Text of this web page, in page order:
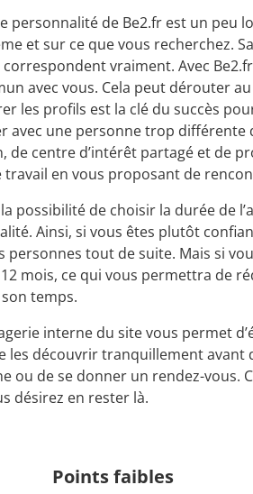
personnalité de Be2.fr est un peu
et sur ce que vous recherchez.
vraiment. Avec
avec vous. Cela peut dérouter
les profils est la clé du succès
avec une personne trop différente
de centre d’intérêt partagé et de
travail en vous proposant de
possibilité de choisir la durée de
Ainsi, si vous êtes plutôt
personnes tout de suite. Mais si
mois, ce qui vous permettra de
temps.
interne du site vous permet
les découvrir tranquillement avant
ou de se donner un rendez-vous.
désirez en rester là.
Points faibles